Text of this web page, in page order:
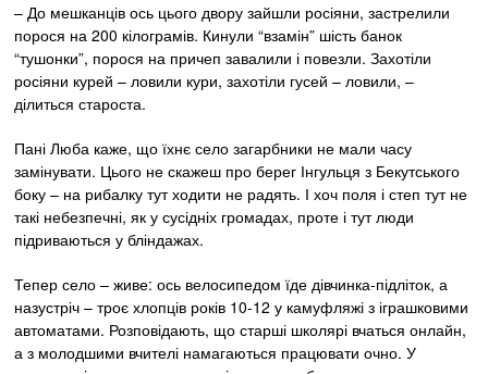
– До мешканців ось цього двору зайшли росіяни, застрелили
порося на 200 кілограмів. Кинули “взамін” шість банок
“тушонки”, порося на причеп завалили і повезли. Захотіли
росіяни курей – ловили кури, захотіли гусей – ловили, –
ділиться староста.
Пані Люба каже, що їхнє село загарбники не мали часу
замінувати. Цього не скажеш про берег Інгульця з Бекутського
боку – на рибалку тут ходити не радять. І хоч поля і степ тут не
такі небезпечні, як у сусідніх громадах, проте і тут люди
підриваються у бліндажах.
Тепер село – живе: ось велосипедом їде дівчинка-підліток, а
назустріч – троє хлопців років 10-12 у камуфляжі з іграшковими
автоматами. Розповідають, що старші школярі вчаться онлайн,
а з молодшими вчителі намагаються працювати очно. У